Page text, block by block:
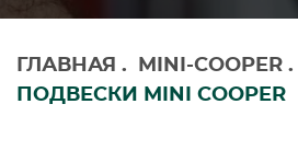
ГЛАВНАЯ . MINI-COOPER .
ПОДВЕСКИ MINI COOPER